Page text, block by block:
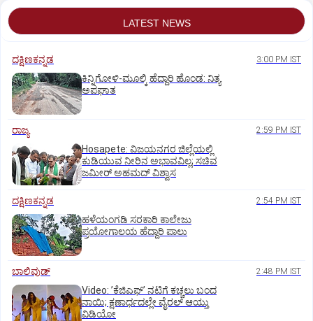
LATEST NEWS
ದಕ್ಷಿಣಕನ್ನಡ 3:00 PM IST
ಕಿನ್ನಿಗೋಳಿ-ಮೂಲ್ಕಿ ಹೆದ್ದಾರಿ ಹೊಂಡ: ನಿತ್ಯ
ಅಪಘಾತ
ರಾಜ್ಯ 2:59 PM IST
Hosapete: ವಿಜಯನಗರ ಜಿಲ್ಲೆಯಲ್ಲಿ
ಕುಡಿಯುವ ನೀರಿನ ಅಭಾವವಿಲ್ಲ; ಸಚಿವ
ಜಮೀರ್ ಅಹಮದ್ ವಿಶ್ವಾಸ
ದಕ್ಷಿಣಕನ್ನಡ 2:54 PM IST
ಹಳೆಯಂಗಡಿ ಸರಕಾರಿ ಕಾಲೇಜು
ಪ್ರಯೋಗಾಲಯ ಹೆದ್ದಾರಿ ಪಾಲು
ಬಾಲಿವುಡ್‌ 2:48 PM IST
Video: ʼಕೆಜಿಎಫ್‌ʼ ನಟಿಗೆ ಕಚ್ಚಲು ಬಂದ
ನಾಯಿ; ಕ್ಷಣಾರ್ಧದಲ್ಲೇ ವೈರಲ್‌ ಆಯ್ತು
ವಿಡಿಯೋ